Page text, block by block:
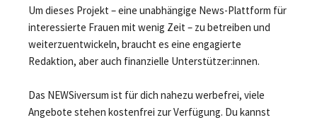
Um dieses Projekt – eine unabhängige News-Plattform für
interessierte Frauen mit wenig Zeit – zu betreiben und
weiterzuentwickeln, braucht es eine engagierte
Redaktion, aber auch finanzielle Unterstützer:innen.
Das NEWSiversum ist für dich nahezu werbefrei, viele
Angebote stehen kostenfrei zur Verfügung. Du kannst